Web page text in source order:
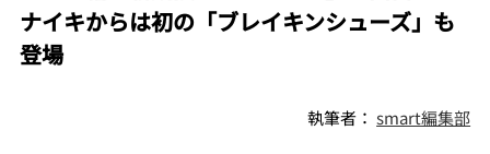
ナイキからは初の「ブレイキンシューズ」も
登場
執筆者：smart編集部